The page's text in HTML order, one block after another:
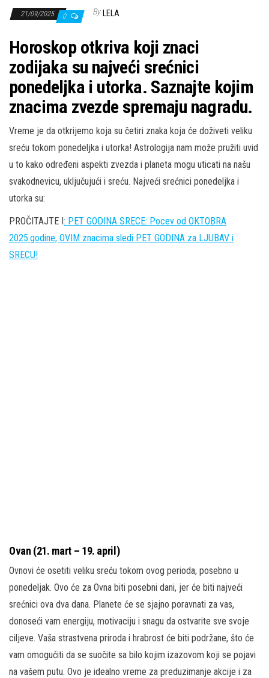
21/09/2025 0 By LELA
Horoskop otkriva koji znaci
zodijaka su najveći srećnici
ponedeljka i utorka. Saznajte kojim
znacima zvezde spremaju nagradu.
Vreme je da otkrijemo koja su četiri znaka koja će doživeti veliku
sreću tokom ponedeljka i utorka! Astrologija nam može pružiti uvid
u to kako određeni aspekti zvezda i planeta mogu uticati na našu
svakodnevicu, uključujući i sreću. Najveći srećnici ponedeljka i
utorka su:
PROČITAJTE I: PET GODINA SRECE: Pocev od OKTOBRA
2025.godine, OVIM znacima sledi PET GODINA za LJUBAV i
SRECU!
Ovan (21. mart – 19. april)
Ovnovi će osetiti veliku sreću tokom ovog perioda, posebno u
ponedeljak. Ovo će za Ovna biti posebni dani, jer će biti najveći
srećnici ova dva dana. Planete će se sjajno poravnati za vas,
donoseći vam energiju, motivaciju i snagu da ostvarite sve svoje
ciljeve. Vaša strastvena priroda i hrabrost će biti podržane, što će
vam omogućiti da se suočite sa bilo kojim izazovom koji se pojavi
na vašem putu. Ovo je idealno vreme za preduzimanje akcije i za